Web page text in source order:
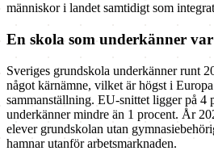
människor i landet samtidigt som
En skola som underkänner var
Sveriges grundskola underkänner runt
något kärnämne, vilket är högst i
sammanställning. EU-snittet ligger på 4
underkänner mindre än 1 procent. År
elever grundskolan utan
hamnar utanför arbetsmarknaden.